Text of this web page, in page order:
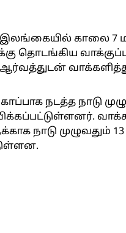
காலை 7
தொடங்கிய
நடத்த நாடு
நாடு முழுவதும்